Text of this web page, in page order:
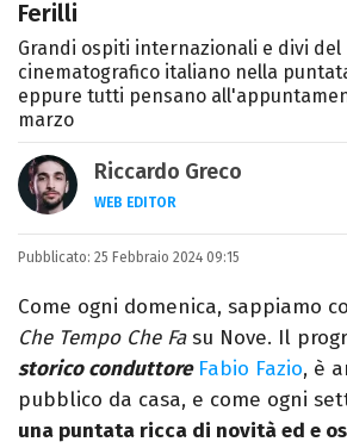
Ferilli
Grandi ospiti internazionali e divi del
cinematografico italiano nella
eppure tutti pensano
marzo
Riccardo Greco
WEB EDITOR
LINKEDIN
Si avvicina all'editoria
come Fashion Editor. Si
Comunicazione digitale,
Nuovi media presso La
collaborando con alcune
stampa.
Pubblicato: 25 Febbraio 2024 09:15
Come ogni domenica, sappiamo
Che Tempo Che Fasu Nove. Il
storico conduttore Fabio Fazio, è
pubblico da casa, e come ogni
una puntata ricca di novità ed e